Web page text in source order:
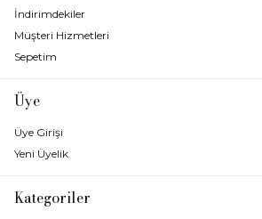
İndirimdekiler
Müşteri Hizmetleri
Sepetim
Üye
Üye Girişi
Yeni Üyelik
Kategoriler